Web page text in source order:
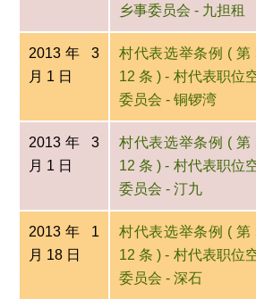
乡事委员会 - 九担租
2013年 3
月 1 日
村代表选举条例 ( 第
12 条 ) - 村代表职位
委员会 - 铜锣湾
2013年 3
月 1 日
村代表选举条例 ( 第
12 条 ) - 村代表职位
委员会 - 汀九
2013年 1
月 18 日
村代表选举条例 ( 第
12 条 ) - 村代表职位
委员会 - 深石